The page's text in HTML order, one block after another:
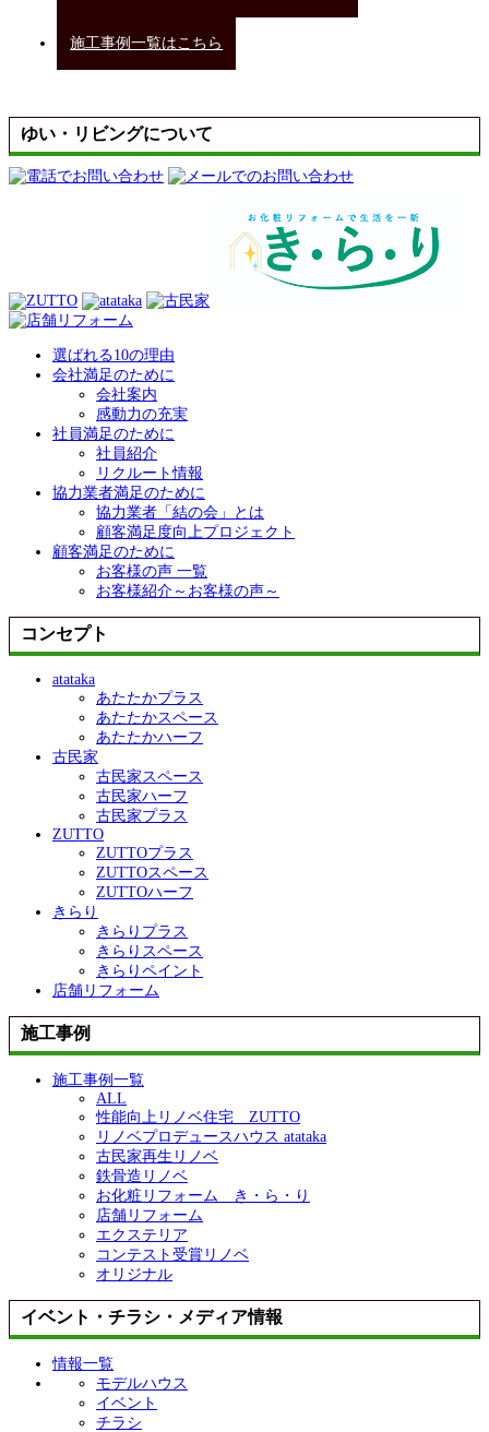
施工事例一覧はこちら
ゆい・リビングについて
選ばれる10の理由
会社満足のために
会社案内
感動力の充実
社員満足のために
社員紹介
リクルート情報
協力業者満足のために
協力業者「結の会」とは
顧客満足度向上プロジェクト
顧客満足のために
お客様の声 一覧
お客様紹介～お客様の声～
コンセプト
atataka
あたたかプラス
あたたかスペース
あたたかハーフ
古民家
古民家スペース
古民家ハーフ
古民家プラス
ZUTTO
ZUTTOプラス
ZUTTOスペース
ZUTTOハーフ
きらり
きらりプラス
きらりスペース
きらりペイント
店舗リフォーム
施工事例
施工事例一覧
ALL
性能向上リノベ住宅 ZUTTO
リノベプロデュースハウス atataka
古民家再生リノベ
鉄骨造リノベ
お化粧リフォーム き・ら・り
店舗リフォーム
エクステリア
コンテスト受賞リノベ
オリジナル
イベント・チラシ・メディア情報
情報一覧
モデルハウス
イベント
チラシ